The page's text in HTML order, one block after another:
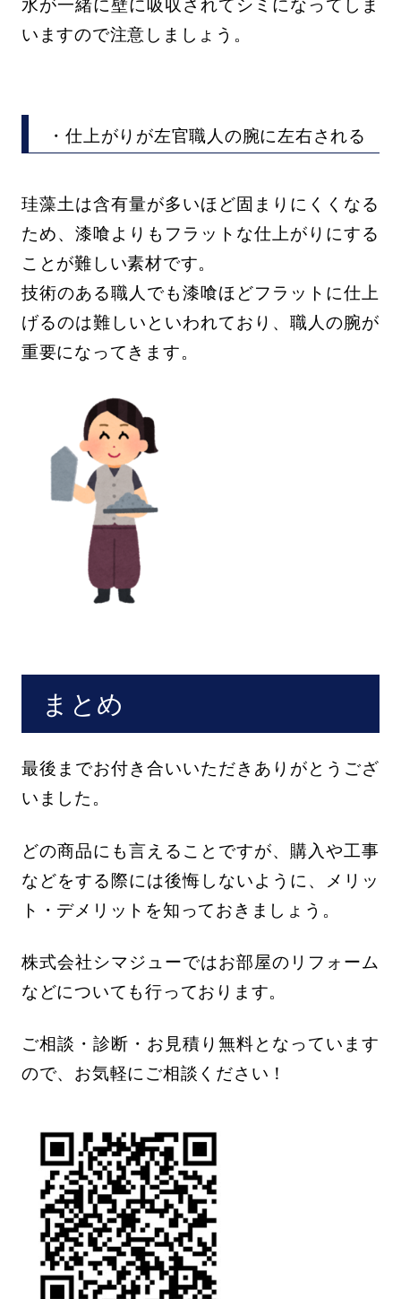
水が一緒に壁に吸収されてシミになってしま
いますので注意しましょう。
・仕上がりが左官職人の腕に左右される
珪藻土は含有量が多いほど固まりにくくなる
ため、漆喰よりもフラットな仕上がりにする
ことが難しい素材です。
技術のある職人でも漆喰ほどフラットに仕上
げるのは難しいといわれており、職人の腕が
重要になってきます。
まとめ
最後までお付き合いいただきありがとうござ
いました。
どの商品にも言えることですが、購入や工事
などをする際には後悔しないように、メリッ
ト・デメリットを知っておきましょう。
株式会社シマジューではお部屋のリフォーム
などについても行っております。
ご相談・診断・お見積り無料となっています
ので、お気軽にご相談ください！